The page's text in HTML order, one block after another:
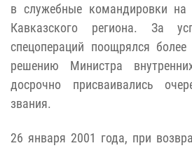
в служебные командировки на
Кавказского региона. За
спецопераций поощрялся
решению Министра
досрочно присваивались
звания.
26 января 2001 года, при